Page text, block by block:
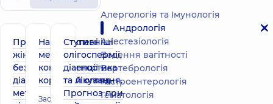
Причини
жіночого
безпліддя,
діагностика,
методи
Найефективніші
методи
контрацепції –
короткий огляд
Засоби
Ступені
олігоспермії,
діагностика
та лікування.
Прогноз при
Алергологія та Імунологія
Андрологія
Анестезіологія
Ведення вагітності
Вертебрологія
Гастроентерологія
Гематологія